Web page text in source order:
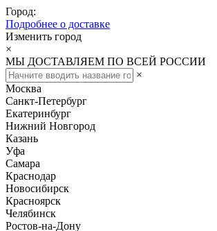
Город:
Подробнее о доставке
Изменить город
×
МЫ ДОСТАВЛЯЕМ ПО ВСЕЙ РОССИИ
×
Москва
Санкт-Петербург
Екатеринбург
Нижний Новгород
Казань
Уфа
Самара
Краснодар
Новосибирск
Красноярск
Челябинск
Ростов-на-Дону